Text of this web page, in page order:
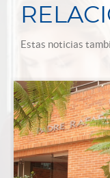
Estas noticias